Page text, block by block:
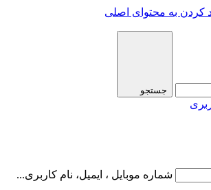
کردن به محتوای اصلی
جستجو
شماره موبایل ، ایمیل، نام کاربری...